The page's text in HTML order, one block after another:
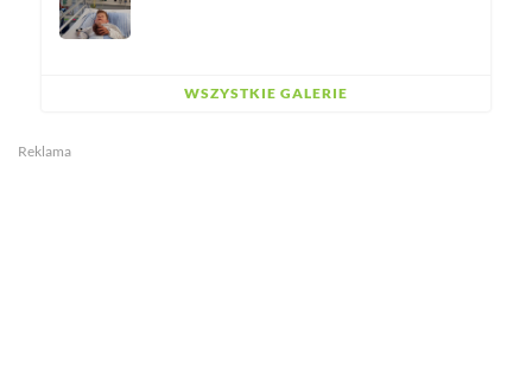
WSZYSTKIE GALERIE
Reklama